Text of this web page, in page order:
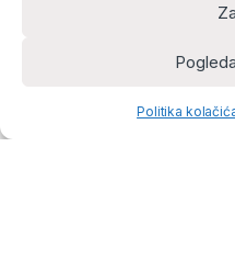
PolitikaAccount